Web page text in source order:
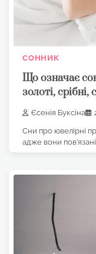
СОННИК
Що означає
золоті, срібні,
Єсенія Буксіна
Сни про ювелірні
адже вони